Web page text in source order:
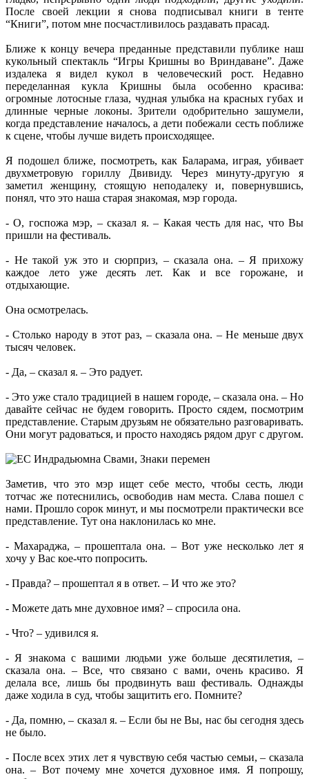
После своей лекции я снова подписывал книги в тенте
“Книги”, потом мне посчастливилось раздавать прасад.
Ближе к концу вечера преданные представили публике наш
кукольный спектакль “Игры Кришны во Вриндаване”. Даже
издалека я видел кукол в человеческий рост. Недавно
переделанная кукла Кришны была особенно красива:
огромные лотосные глаза, чудная улыбка на красных губах и
длинные черные локоны. Зрители одобрительно зашумели,
когда представление началось, а дети побежали сесть поближе
к сцене, чтобы лучше видеть происходящее.
Я подошел ближе, посмотреть, как Баларама, играя, убивает
двухметровую гориллу Двивиду. Через минуту-другую я
заметил женщину, стоящую неподалеку и, повернувшись,
понял, что это наша старая знакомая, мэр города.
- О, госпожа мэр, – сказал я. – Какая честь для нас, что Вы
пришли на фестиваль.
- Не такой уж это и сюрприз, – сказала она. – Я прихожу
каждое лето уже десять лет. Как и все горожане, и
отдыхающие.
Она осмотрелась.
- Столько народу в этот раз, – сказала она. – Не меньше двух
тысяч человек.
- Да, – сказал я. – Это радует.
- Это уже стало традицией в нашем городе, – сказала она. – Но
давайте сейчас не будем говорить. Просто сядем, посмотрим
представление. Старым друзьям не обязательно разговаривать.
Они могут радоваться, и просто находясь рядом друг с другом.
Заметив, что это мэр ищет себе место, чтобы сесть, люди
тотчас же потеснились, освободив нам места. Слава пошел с
нами. Прошло сорок минут, и мы посмотрели практически все
представление. Тут она наклонилась ко мне.
- Махараджа, – прошептала она. – Вот уже несколько лет я
хочу у Вас кое-что попросить.
- Правда? – прошептал я в ответ. – И что же это?
- Можете дать мне духовное имя? – спросила она.
- Что? – удивился я.
- Я знакома с вашими людьми уже больше десятилетия, –
сказала она. – Все, что связано с вами, очень красиво. Я
делала все, лишь бы продвинуть ваш фестиваль. Однажды
даже ходила в суд, чтобы защитить его. Помните?
- Да, помню, – сказал я. – Если бы не Вы, нас бы сегодня здесь
не было.
- После всех этих лет я чувствую себя частью семьи, – сказала
она. – Вот почему мне хочется духовное имя. Я попрошу,